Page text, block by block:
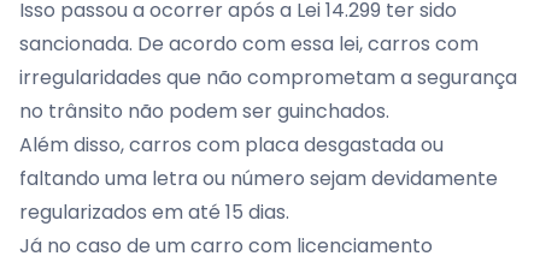
Isso passou a ocorrer após a Lei 14.299 ter sido
sancionada. De acordo com essa lei, carros com
irregularidades que não comprometam a segurança
no trânsito não podem ser guinchados.
Além disso, carros com placa desgastada ou
faltando uma letra ou número sejam devidamente
regularizados em até 15 dias.
Já no caso de um carro com licenciamento